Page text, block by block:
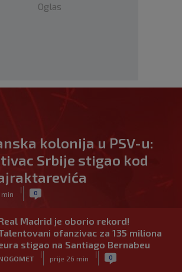
Oglas
kolonija u PSV-u:
Srbije stigao kod
min
| 0
Madrid je oborio rekord!
ofanzivac za 135 miliona
stigao na Santiago Bernabeu
|
prije 26 min
| 0